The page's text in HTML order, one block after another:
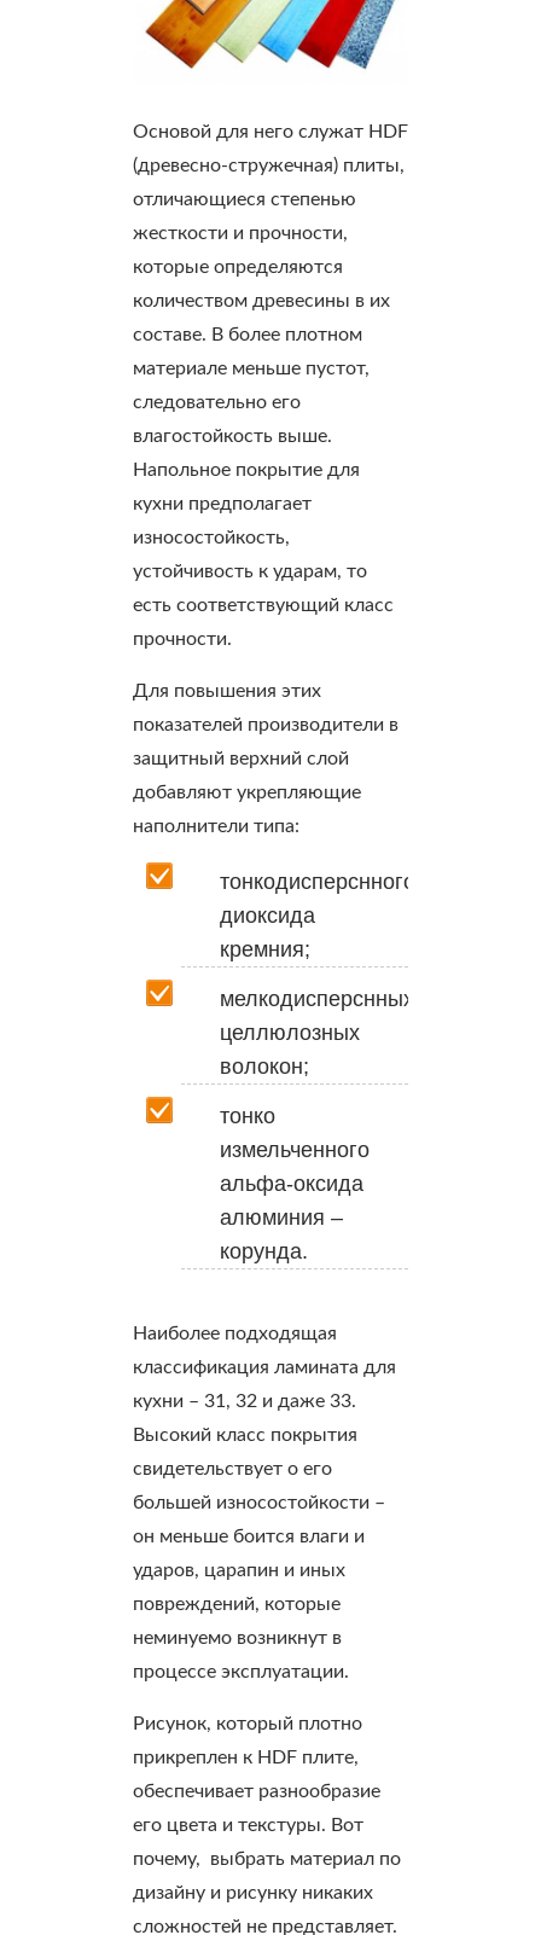
Основой для него служат HDF
(древесно-стружечная) плиты,
отличающиеся степенью
жесткости и прочности,
которые определяются
количеством древесины в их
составе. В более плотном
материале меньше пустот,
следовательно его
влагостойкость выше.
Напольное покрытие для
кухни предполагает
износостойкость,
устойчивость к ударам, то
есть соответствующий класс
прочности.
Для повышения этих
показателей производители в
защитный верхний слой
добавляют укрепляющие
наполнители типа:
тонкодисперснного
диоксида
кремния;
мелкодисперснных
целлюлозных
волокон;
тонко
измельченного
альфа-оксида
алюминия –
корунда.
Наиболее подходящая
классификация ламината для
кухни – 31, 32 и даже 33.
Высокий класс покрытия
свидетельствует о его
большей износостойкости –
он меньше боится влаги и
ударов, царапин и иных
повреждений, которые
неминуемо возникнут в
процессе эксплуатации.
Рисунок, который плотно
прикреплен к HDF плите,
обеспечивает разнообразие
его цвета и текстуры. Вот
почему, выбрать материал по
дизайну и рисунку никаких
сложностей не представляет.